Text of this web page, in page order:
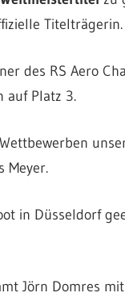
Titelträgerin.
des RS Aero
auf Platz 3.
Meyer.
in Düsseldorf
Jörn Domres